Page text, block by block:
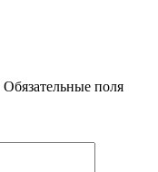
Обязательные поля